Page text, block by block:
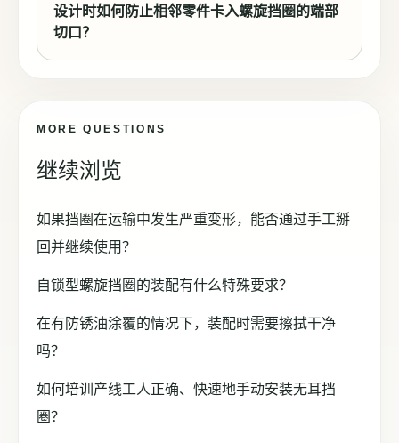
设计时如何防止相邻零件卡入螺旋挡圈的端部
切口？
MORE QUESTIONS
继续浏览
如果挡圈在运输中发生严重变形，能否通过手工掰
回并继续使用？
自锁型螺旋挡圈的装配有什么特殊要求？
在有防锈油涂覆的情况下，装配时需要擦拭干净
吗？
如何培训产线工人正确、快速地手动安装无耳挡
圈？